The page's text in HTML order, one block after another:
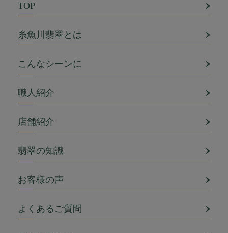
TOP
糸魚川翡翠とは
こんなシーンに
職人紹介
店舗紹介
翡翠の知識
お客様の声
よくあるご質問